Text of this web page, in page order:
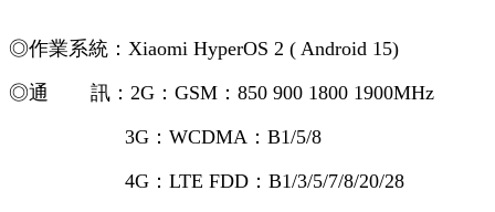
◎作業系統：Xiaomi HyperOS 2 ( Android 15)
◎通 訊： 2G：GSM：850 900 1800 1900MHz
3G：WCDMA：B1/5/8
4G：LTE FDD：B1/3/5/7/8/20/28